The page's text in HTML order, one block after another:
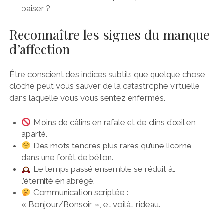
baiser ?
Reconnaître les signes du manque
d’affection
Être conscient des indices subtils que quelque chose
cloche peut vous sauver de la catastrophe virtuelle
dans laquelle vous vous sentez enfermés.
Moins de câlins en rafale et de clins d’œil en
aparté.
Des mots tendres plus rares qu’une licorne
dans une forêt de béton.
Le temps passé ensemble se réduit à…
l’éternité en abrégé.
Communication scriptée :
« Bonjour/Bonsoir », et voilà… rideau.